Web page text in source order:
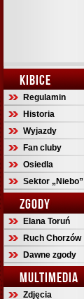
KIBICE
Regulamin
Historia
Wyjazdy
Fan cluby
Osiedla
Sektor „Niebo”
ZGODY
Elana Toruń
Ruch Chorzów
Dawne zgody
MULTIMEDIA
Zdjęcia